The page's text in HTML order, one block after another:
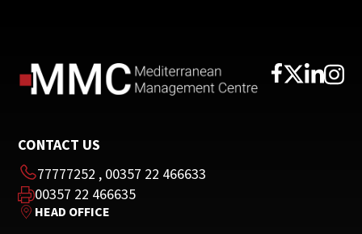
CONTACT US
77777252 , 00357 22 466633
00357 22 466635
HEAD OFFICE